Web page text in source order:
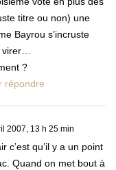
titre ou non) une
Bayrou s’incruste
virer…
?
répondre
2007, 13 h 25 min
c’est qu’il y a un point
Quand on met bout à